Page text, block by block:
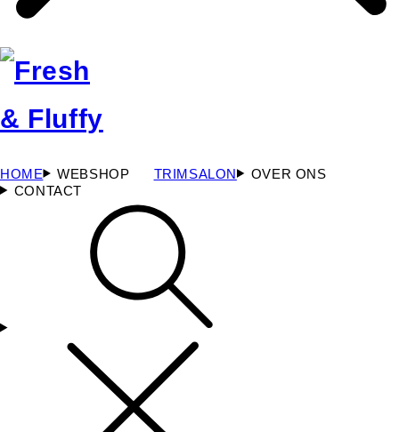
HOME WEBSHOP TRIMSALON
OVER ONS
CONTACT